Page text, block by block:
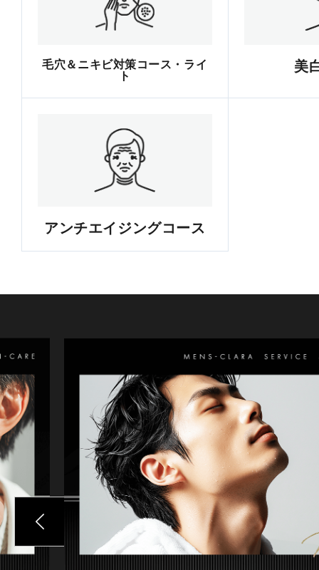
毛穴＆ニキビ対策コース・ライ
ト
美
アンチエイジングコース